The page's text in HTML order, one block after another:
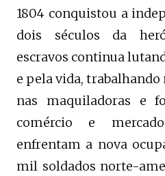
1804 conquistou a
dois séculos da
escravos continua
e pela vida,
nas maquiladoras e
comércio e
enfrentam a nova
mil soldados norte-